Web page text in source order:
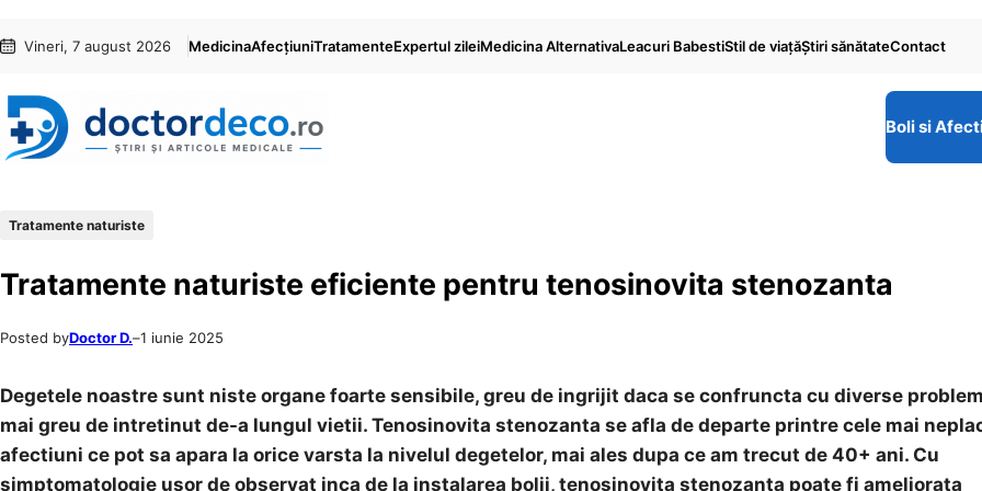
conținut
content
Vineri, 7 august 2026 MedicinaAfecțiuniTratamenteExpertul zileiMedicina AlternativaLeacuri BabestiStil de viaţăŞtiri sănătateContact
Boli si
Tratamente naturiste
Tratamente naturiste eficiente pentru tenosinovita stenozanta
Posted byDoctor D.–1 iunie 2025
Degetele noastre sunt niste organe foarte sensibile, greu de ingrijit daca se confruncta cu diverse
mai greu de intretinut de-a lungul vietii. Tenosinovita stenozanta se afla de departe printre cele mai
afectiuni ce pot sa apara la orice varsta la nivelul degetelor, mai ales dupa ce am trecut de 40+ ani. Cu
simptomatologie usor de observat inca de la instalarea bolii, tenosinovita stenozanta poate fi ameliorata